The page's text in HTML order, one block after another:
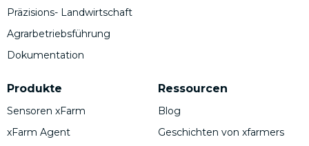
Präzisions- Landwirtschaft
Agrarbetriebsführung
Dokumentation
Produkte
Sensoren xFarm
xFarm Agent
Ressourcen
Blog
Geschichten von xfarmers